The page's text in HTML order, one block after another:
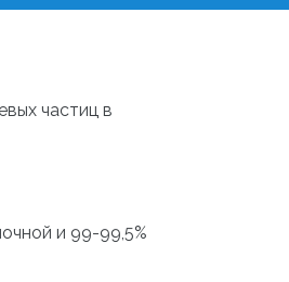
частиц в
и 99-99,5%